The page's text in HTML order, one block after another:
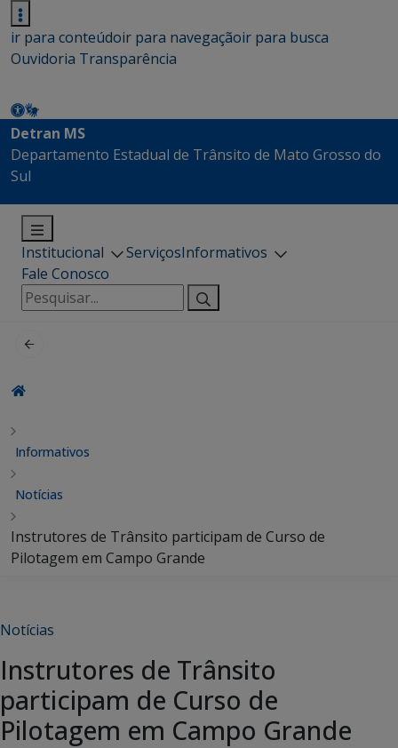
ir para conteúdoir para navegaçãoir para busca
Ouvidoria Transparência
Detran MS
Departamento Estadual de Trânsito de Mato Grosso do
Sul
Institucional ServiçosInformativos
Fale Conosco
Pesquisar
por:
Informativos
Notícias
Instrutores de Trânsito participam de Curso de
Pilotagem em Campo Grande
Notícias
Instrutores de Trânsito
participam de Curso de
Pilotagem em Campo Grande